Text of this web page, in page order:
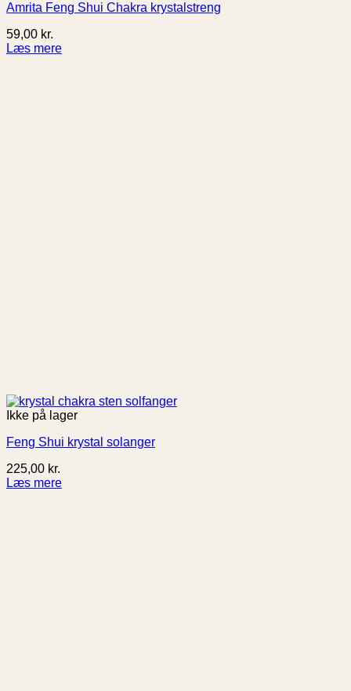
Amrita Feng Shui Chakra krystalstreng
59,00 kr.
Læs mere
Ikke på lager
Feng Shui krystal solanger
225,00 kr.
Læs mere